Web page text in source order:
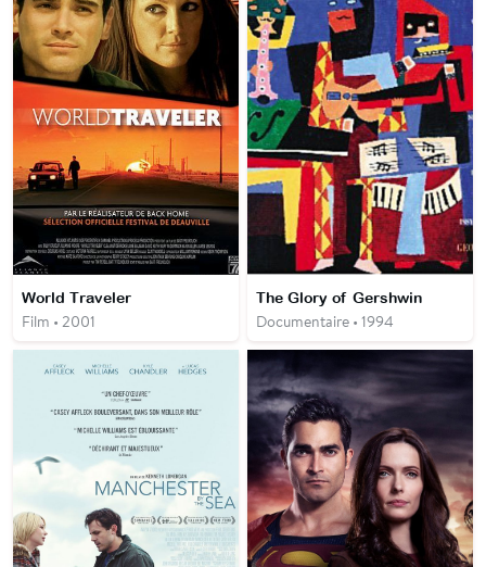
World Traveler
Film • 2001
The Glory of Gershwin
Documentaire • 1994